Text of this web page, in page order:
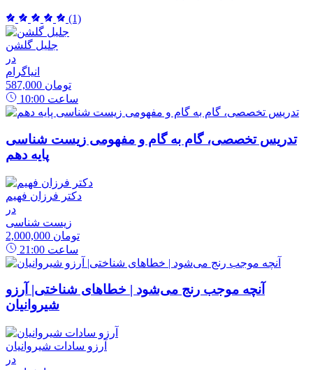
(1)
جلیل گلشن
در
انیاگرام
587,000 تومان
10:00 ساعت
تدریس تخصصی، گام به گام و مفهومی زیست شناسی
پایه دهم
دکتر فرزان فهیم
در
زیست شناسی
2,000,000 تومان
21:00 ساعت
آنچه موجب رنج می‌شود | خطاهای شناختی| آرزو
شیروانیان
آرزو سادات شیروانیان
در